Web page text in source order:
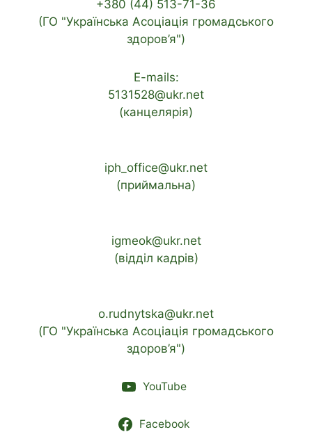
+380 (44) 513-71-36
(ГО "Українська Асоціація громадського
здоров’я")
E-mails:
5131528@ukr.net
(канцелярія)
iph_office@ukr.net
(приймальна)
igmeok@ukr.net
(відділ кадрів)
o.rudnytska@ukr.net
(ГО "Українська Асоціація громадського
здоров’я")
YouTube
Facebook